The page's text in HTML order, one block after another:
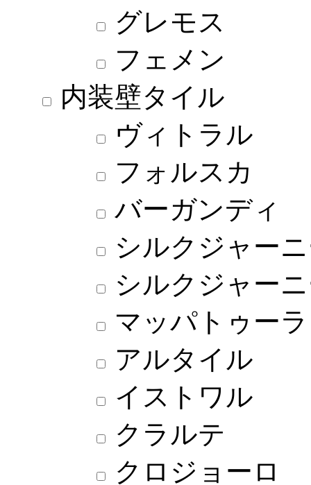
グレモス
フェメン
内装壁タイル
ヴィトラル
フォルスカ
バーガンディ
シルクジャー
シルクジャー
マッパトゥーラ
アルタイル
イストワル
クラルテ
クロジョーロ